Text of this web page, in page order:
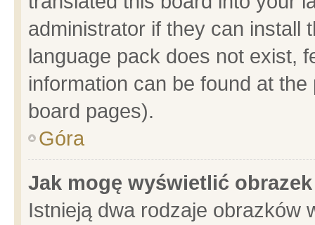
administrator if they can install
language pack does not exist,
information can be found at
board pages).
Góra
Jak mogę wyświetlić
Istnieją dwa rodzaje obrazków